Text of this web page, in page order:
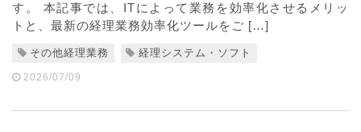
す。 本記事では、ITによって業務を効率化させるメリッ
トと、最新の経理業務効率化ツールをご […]
その他経理業務 経理システム・ソフト
2026/07/09